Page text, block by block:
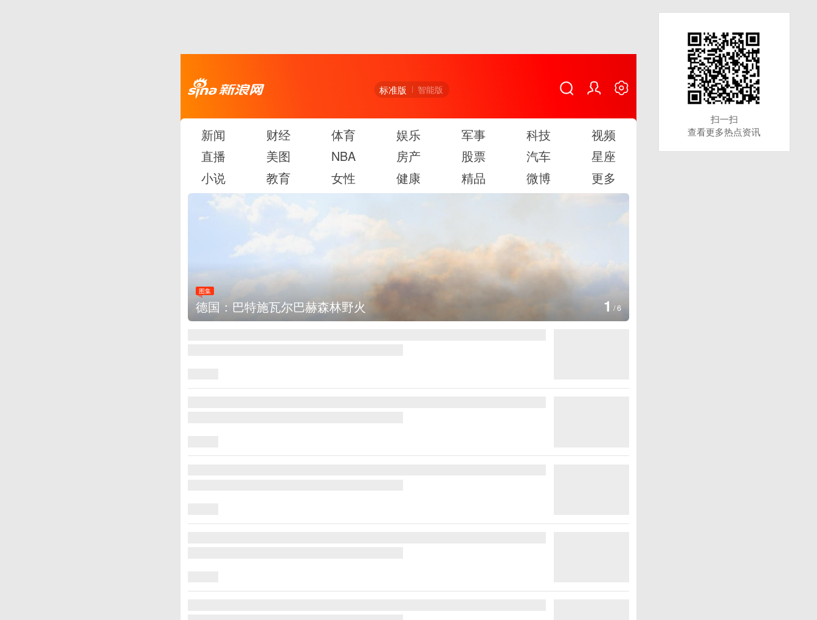
标准版 智能版
新闻 财经 体育 娱乐 军事 科技
视频
直播
美图 NBA 房产 股票 汽车
星座
小说
教育 女性 健康 精品 微博 更多
图集
德国：巴特施瓦尔巴赫森林野火 1 /6
扫一扫
查看更多热点资讯
扫一扫
查看更多热点资讯